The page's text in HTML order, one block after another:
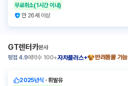
무료취소(1시간 이내)
만 26세 이상
GT렌터카본사
평점 4.9예약수 100+자차플러스+ 반려동물 가능
2025년식 ㆍ휘발유